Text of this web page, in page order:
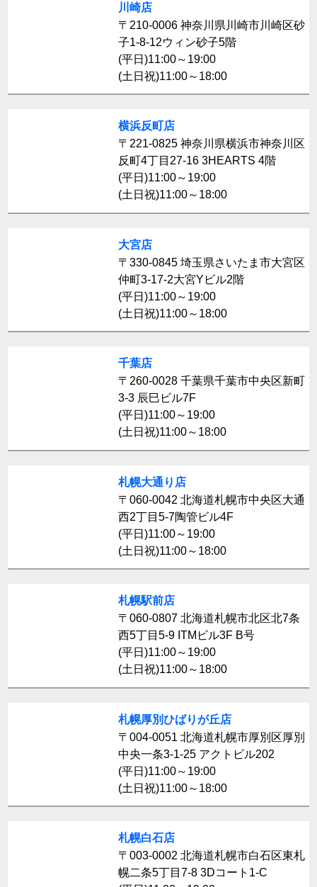
川崎店
〒210-0006 神奈川県川崎市川崎区砂
子1-8-12ウィン砂子5階
(平日)11:00～19:00
(土日祝)11:00～18:00
横浜反町店
〒221-0825 神奈川県横浜市神奈川区
反町4丁目27-16 3HEARTS 4階
(平日)11:00～19:00
(土日祝)11:00～18:00
大宮店
〒330-0845 埼玉県さいたま市大宮区
仲町3-17-2大宮Yビル2階
(平日)11:00～19:00
(土日祝)11:00～18:00
千葉店
〒260-0028 千葉県千葉市中央区新町
3-3 辰巳ビル7F
(平日)11:00～19:00
(土日祝)11:00～18:00
札幌大通り店
〒060-0042 北海道札幌市中央区大通
西2丁目5-7陶管ビル4F
(平日)11:00～19:00
(土日祝)11:00～18:00
札幌駅前店
〒060-0807 北海道札幌市北区北7条
西5丁目5-9 ITMビル3F B号
(平日)11:00～19:00
(土日祝)11:00～18:00
札幌厚別ひばりが丘店
〒004-0051 北海道札幌市厚別区厚別
中央一条3-1-25 アクトビル202
(平日)11:00～19:00
(土日祝)11:00～18:00
札幌白石店
〒003-0002 北海道札幌市白石区東札
幌二条5丁目7-8 3Dコート1-C